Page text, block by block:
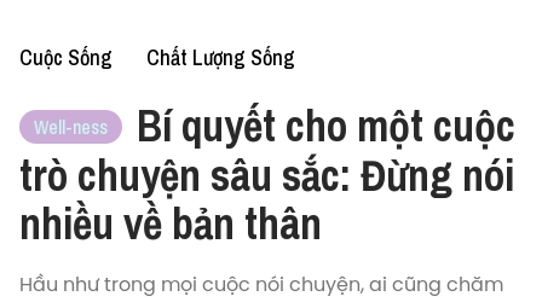
Cuộc Sống Chất Lượng Sống
Well-ness
Bí quyết cho một cuộc
trò chuyện sâu sắc: Đừng nói
nhiều về bản thân
Hầu như trong mọi cuộc nói chuyện, ai cũng chăm